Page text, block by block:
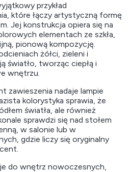
przykład
które łączy artystyczną formę
Jej konstrukcja opiera się na
elementach ze szkła,
pionową kompozycję.
żółci, zieleni i
światło, tworząc ciepłą i
wnętrzu.
zawieszenia nadaje lampie
kolorystyka sprawia, że
światła, ale również
sprawdzi się nad stołem
w salonie lub w
gdzie liczy się oryginalny
do wnętrz nowoczesnych,